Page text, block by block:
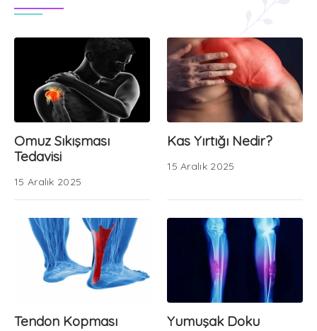
Omuz Sıkışması
Tedavisi
15 Aralık 2025
Kas Yırtığı Nedir?
15 Aralık 2025
Tendon Kopması
Yumuşak Doku